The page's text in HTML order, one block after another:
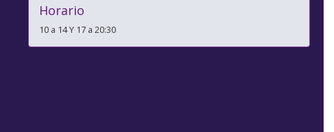
Horario
10 a 14 Y 17 a 20:30